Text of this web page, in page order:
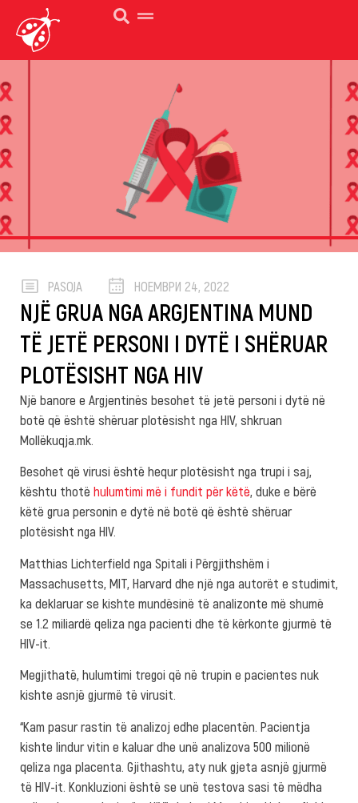
PASOJA НОЕМВРИ 24, 2022
NJË GRUA NGA ARGJENTINA MUND
TË JETË PERSONI I DYTË I SHËRUAR
PLOTËSISHT NGA HIV
Një banore e Argjentinës besohet të jetë personi i dytë në
botë që është shëruar plotësisht nga HIV, shkruan
Mollëkuqja.mk.
Besohet që virusi është hequr plotësisht nga trupi i saj,
kështu thotë hulumtimi më i fundit për këtë, duke e bërë
këtë grua personin e dytë në botë që është shëruar
plotësisht nga HIV.
Matthias Lichterfield nga Spitali i Përgjithshëm i
Massachusetts, MIT, Harvard dhe një nga autorët e studimit,
ka deklaruar se kishte mundësinë të analizonte më shumë
se 1.2 miliardë qeliza nga pacienti dhe të kërkonte gjurmë të
HIV-it.
Megjithatë, hulumtimi tregoi që në trupin e pacientes nuk
kishte asnjë gjurmë të virusit.
“Kam pasur rastin të analizoj edhe placentën. Pacientja
kishte lindur vitin e kaluar dhe unë analizova 500 milionë
qeliza nga placenta. Gjithashtu, aty nuk gjeta asnjë gjurmë
të HIV-it. Konkluzioni është se unë testova sasi të mëdha